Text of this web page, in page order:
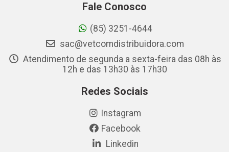
Fale Conosco
(85) 3251-4644
sac@vetcomdistribuidora.com
Atendimento de segunda a sexta-feira das 08h às
12h e das 13h30 às 17h30
Redes Sociais
Instagram
Facebook
Linkedin